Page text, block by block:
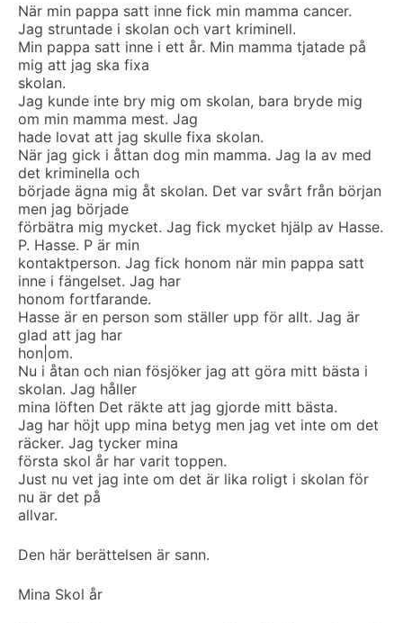
När min pappa satt inne fick min mamma cancer.
Jag struntade i skolan och vart kriminell.
Min pappa satt inne i ett år. Min mamma tjatade på
mig att jag ska fixa
skolan.
Jag kunde inte bry mig om skolan, bara bryde mig
om min mamma mest. Jag
hade lovat att jag skulle fixa skolan.
När jag gick i åttan dog min mamma. Jag la av med
det kriminella och
började ägna mig åt skolan. Det var svårt från början
men jag började
förbätra mig mycket. Jag fick mycket hjälp av Hasse.
P. Hasse. P är min
kontaktperson. Jag fick honom när min pappa satt
inne i fängelset. Jag har
honom fortfarande.
Hasse är en person som ställer upp för allt. Jag är
glad att jag har
hon|om.
Nu i åtan och nian fösjöker jag att göra mitt bästa i
skolan. Jag håller
mina löften Det räkte att jag gjorde mitt bästa.
Jag har höjt upp mina betyg men jag vet inte om det
räcker. Jag tycker mina
första skol år har varit toppen.
Just nu vet jag inte om det är lika roligt i skolan för
nu är det på
allvar.
Den här berättelsen är sann.
Mina Skol år